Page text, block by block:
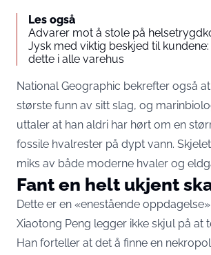
Les også
Advarer mot å stole på
Jysk med viktig beskjed til
dette i alle varehus
National Geographic bekrefter også
største funn av sitt slag, og
uttaler at han aldri har hørt om en
fossile hvalrester på dypt vann.
miks av både moderne hvaler og
Fant en helt ukjent
Dette er en «enestående
Xiaotong Peng legger ikke skjul på at
Han forteller at det å finne en